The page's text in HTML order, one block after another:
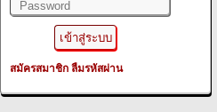
/2.png?=
A PHP Error was encountered
Severity: Notice
Message: Undefined variable: uni_id
Filename: library/header.php
สมัครสมาชิก ลืมรหัสผ่าน